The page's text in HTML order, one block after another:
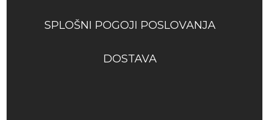
SPLOŠNI POGOJI POSLOVANJA
DOSTAVA